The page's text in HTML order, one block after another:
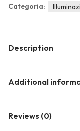
Description
Additional
Reviews (0)
Categoria: